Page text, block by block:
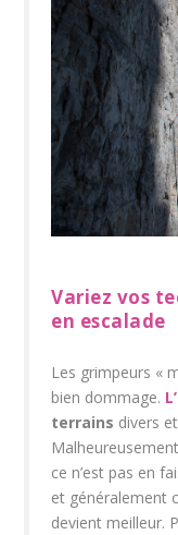
Variez vos
en escalade
Les grimpeurs «
bien dommage.
terrains divers
ce n’est pas en
et généralement
devient meilleur.